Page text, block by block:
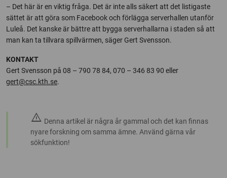
– Det här är en viktig fråga. Det är inte alls säkert att det listigaste
sättet är att göra som Facebook och förlägga serverhallen utanför
Luleå. Det kanske är bättre att bygga serverhallarna i staden så att
man kan ta tillvara spillvärmen, säger Gert Svensson.
KONTAKT
Gert Svensson på 08 – 790 78 84, 070 – 346 83 90 eller
gert@csc.kth.se.
warning Denna artikel är några år gammal och det kan finnas
nyare forskning om samma ämne. Använd gärna vår
sökfunktion!